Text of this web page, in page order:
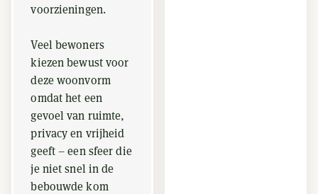
voorzieningen.
Veel bewoners
kiezen bewust voor
deze woonvorm
omdat het een
gevoel van ruimte,
privacy en vrijheid
geeft – een sfeer die
je niet snel in de
bebouwde kom